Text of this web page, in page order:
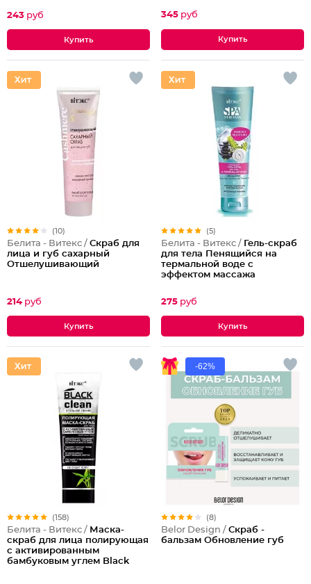
243 руб 345 руб
(10)
Белита - Витекс / Скраб для
лица и губ сахарный
Отшелушивающий
214 руб
(5)
Белита - Витекс / Гель-скраб
для тела Пенящийся на
термальной воде с
эффектом массажа
275 руб
(158)
Белита - Витекс / Маска-
скраб для лица полирующая
с активированным
бамбуковым углем Black
-62%
(8)
Belor Design / Скраб -
бальзам Обновление губ